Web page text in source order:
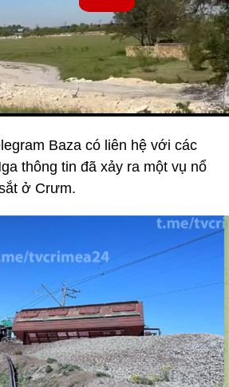
Baza có liên hệ với các
thông tin đã xảy ra một vụ nổ
ở Crưm.